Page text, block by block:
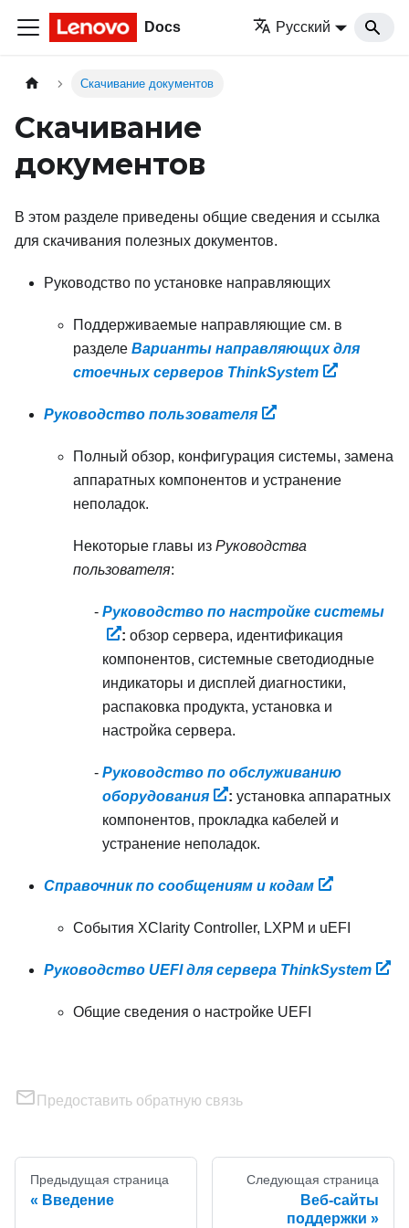
Docs Русский
Скачивание документов
Скачивание
документов
В этом разделе приведены общие сведения и ссылка
для скачивания полезных документов.
Руководство по установке направляющих
Поддерживаемые направляющие см. в
разделе Варианты направляющих для
стоечных серверов ThinkSystem
Руководство пользователя
Полный обзор, конфигурация системы, замена
аппаратных компонентов и устранение
неполадок.
Некоторые главы из Руководства
пользователя:
Руководство по настройке системы
: обзор сервера, идентификация
компонентов, системные светодиодные
индикаторы и дисплей диагностики,
распаковка продукта, установка и
настройка сервера.
Руководство по обслуживанию
оборудования
: установка аппаратных
компонентов, прокладка кабелей и
устранение неполадок.
Справочник по сообщениям и кодам
События XClarity Controller, LXPM и uEFI
Руководство UEFI для сервера ThinkSystem
Общие сведения о настройке UEFI
Предоставить обратную связь
Предыдущая страница
Введение
Следующая страница
Веб-сайты
поддержки